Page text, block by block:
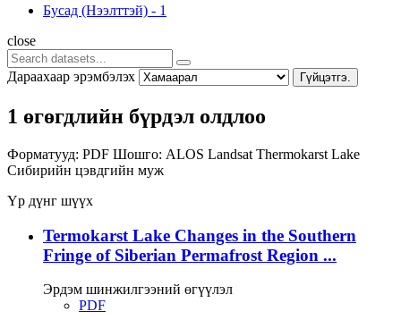
Бусад (Нээлттэй) - 1
close
Дараахаар эрэмбэлэх Гүйцэтгэ.
1 өгөгдлийн бүрдэл олдлоо
Форматууд: PDF Шошго: ALOS Landsat Thermokarst Lake
Сибирийн цэвдгийн муж
Үр дүнг шүүх
Termokarst Lake Changes in the Southern
Fringe of Siberian Permafrost Region ...
Эрдэм шинжилгээний өгүүлэл
PDF